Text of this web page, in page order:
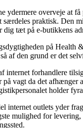
ydermere overveje at
særdeles praktisk. Den
dig tæt på e-butikkens
på Health
af den grund er det
internet forhandlere
vagt da det afhænger
holder
internet outlets yder
mulighed for